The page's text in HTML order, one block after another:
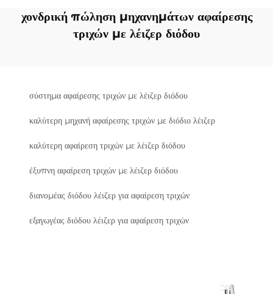
χονδρική πώληση μηχανημάτων αφαίρεσης
τριχών με λέιζερ διόδου
σύστημα αφαίρεσης τριχών με λέιζερ διόδου
καλύτερη μηχανή αφαίρεσης τριχών με διόδιο λέιζερ
καλύτερη αφαίρεση τριχών με λέιζερ διόδου
έξυπνη αφαίρεση τριχών με λέιζερ διόδου
διανομέας διόδου λέιζερ για αφαίρεση τριχών
εξαγωγέας διόδου λέιζερ για αφαίρεση τριχών